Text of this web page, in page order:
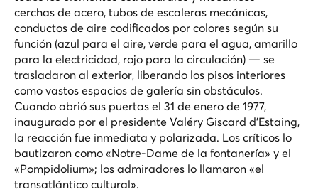
cerchas de acero, tubos de escaleras mecánicas,
conductos de aire codificados por colores según su
función (azul para el aire, verde para el agua, amarillo
para la electricidad, rojo para la circulación) — se
trasladaron al exterior, liberando los pisos interiores
como vastos espacios de galería sin obstáculos.
Cuando abrió sus puertas el 31 de enero de 1977,
inaugurado por el presidente Valéry Giscard d'Estaing,
la reacción fue inmediata y polarizada. Los críticos lo
bautizaron como «Notre-Dame de la fontanería» y el
«Pompidolium»; los admiradores lo llamaron «el
transatlántico cultural».